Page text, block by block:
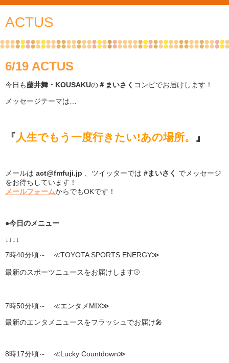
ACTUS
6/19 ACTUS
今日も藤井舞・KOUSAKUの＃まいさく コンビでお届けします！
メッセージテーマは…
『 人生でもう一度行きたい!あの場所。 』
メールは act@fmfuji.jp 、ツイッターでは #まいさく でメッセージ
をお待ちしています！
メールフォームからでもOKです！
●今日のメニュー
↓↓↓↓
7時40分頃～ ≪TOYOTA SPORTS ENERGY≫
最新のスポーツニュースをお届けします⚾
7時50分頃～ ≪エンタメMIX≫
最新のエンタメニュースをフラッシュでお届け🎤
8時17分頃～ ≪Lucky Countdown≫